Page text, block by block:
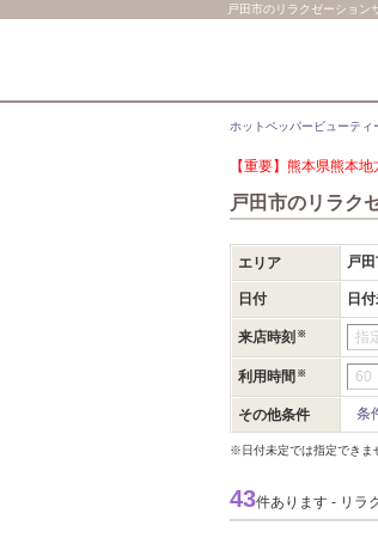
戸田市のリラクゼーション
ホットペッパービューティ
【重要】熊本県熊本
戸田市のリラク
エリア 戸
日付 日
来店時刻 指
利用時間
その他条件 条
※日付未定では指定できま
43件あります - リラ